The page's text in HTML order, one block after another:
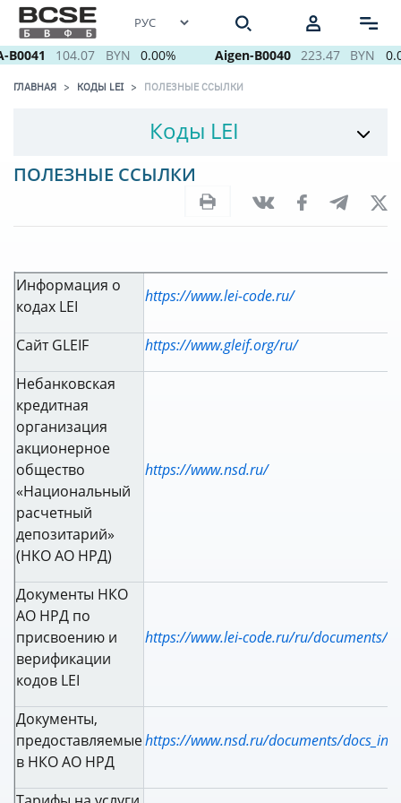
B0041 104.07 BYN 0.00% Aigen-B0040 223.47 BYN
ГЛАВНАЯ КОДЫ LEI ПОЛЕЗНЫЕ ССЫЛКИ
Коды LEI
ПОЛЕЗНЫЕ ССЫЛКИ
Информация о
кодах LEI
https://www.lei-code.ru/
Сайт GLEIF
https://www.gleif.org/ru/
Небанковская
кредитная
организация
акционерное
общество
«Национальный
расчетный
депозитарий»
(НКО АО НРД)
https://www.nsd.ru/
Документы НКО
АО НРД по
присвоению и
верификации
кодов LEI
https://www.lei-code.ru/ru/documents/
Документы,
предоставляемые
в НКО АО НРД
https://www.nsd.ru/documents/docs_in/